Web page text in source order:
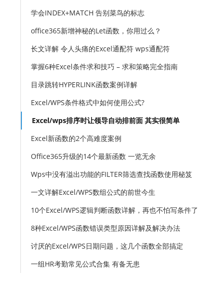
学会INDEX+MATCH 告别菜鸟的标志
office365新增神秘的Let函数，你用过么？
长文详解 令人头痛的Excel通配符 wps通配符
掌握6种Excel条件求和技巧 – 求和策略完全指南
目录跳转HYPERLINK函数案例详解
Excel/WPS条件格式中如何使用公式?
Excel/wps排序时让领导自动排前面 其实很简单
Excel新函数的2个高难度案例
Office365升级的14个最新函数 一览无余
Wps中没有溢出功能的FILTER筛选查找函数使用秘笈
一文详解Excel/WPS数组公式的前世今生
10个Excel/WPS逻辑判断函数详解，再也不怕写条件了
8种Excel/WPS函数错误类型原因详解及解决办法
讨厌的Excel/WPS日期问题，这几个函数全部搞定
一组HR考勤常见公式合集 有备无患